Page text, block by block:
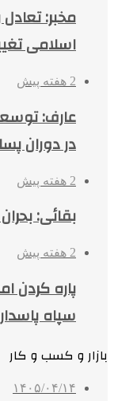
مخبر:
اسلامی
2 هفته پیش
عارف:
در دوران
2 هفته پیش
بقائی:
2 هفته پیش
پاره کردن
سپاه
بازار و کسب و کار
۱۴۰۵/۰۴/۱۴